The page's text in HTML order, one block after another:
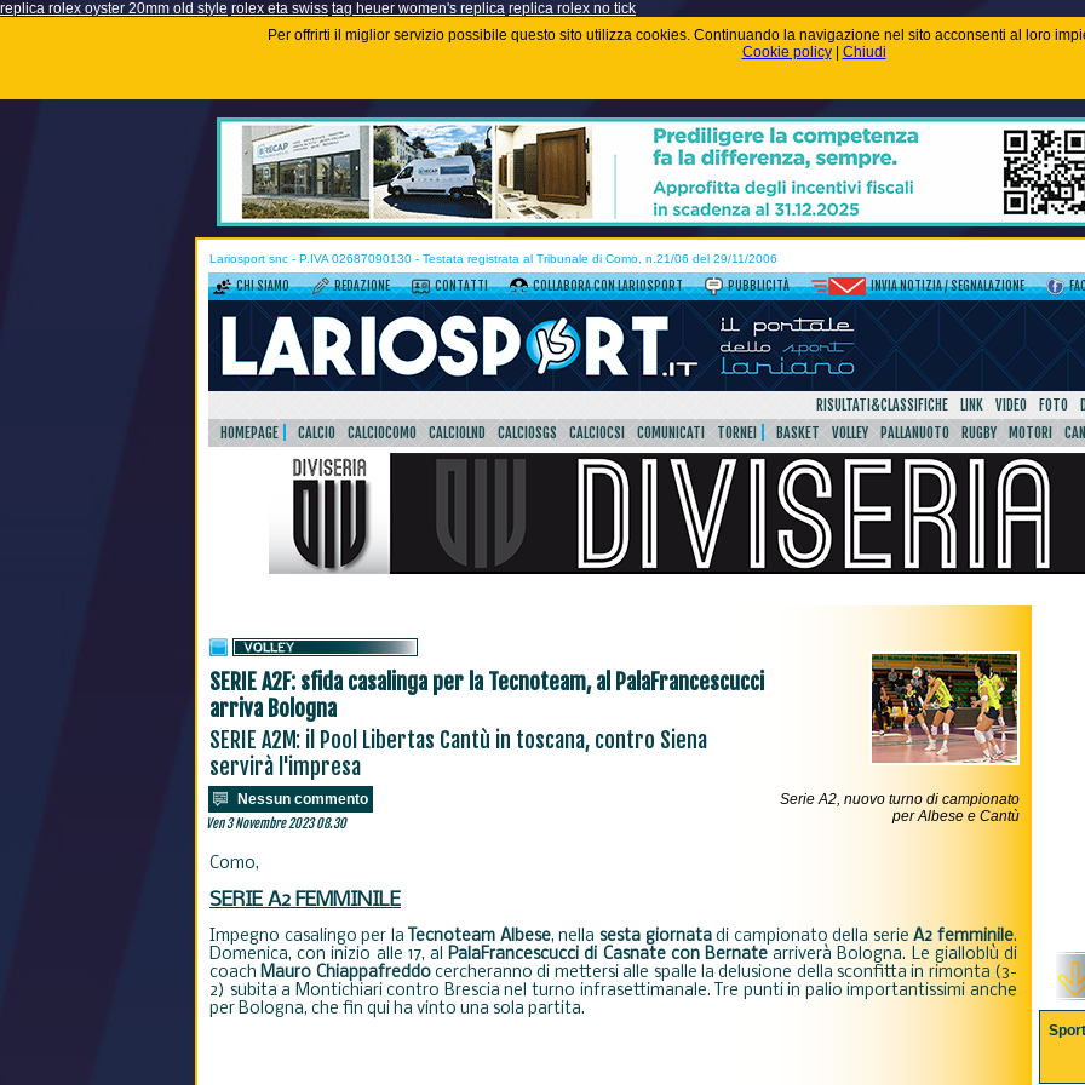
replica rolex oyster 20mm old style rolex eta swiss tag heuer women's replica replica rolex no tick
Per offrirti il miglior servizio possibile questo sito utilizza cookies. Continuando la navigazione nel sito acconsenti al loro
Cookie policy| Chiudi
Lariosport snc - P.IVA 02687090130 - Testata registrata al Tribunale di Como, n.21/06 del 29/11/2006
CHI SIAMO REDAZIONE CONTATTI COLLABORA CON LARIOSPORT PUBBLICITÀ INVIA NOTIZIA / SEGNALAZIONE
RISULTATI&CLASSIFICHE LINK VIDEO FOTO
HOMEPAGE
CALCIO CALCIOCOMO CALCIOLND CALCIOSGS CALCIOCSI COMUNICATI TORNEI BASKET VOLLEY PALLANUOTO RUGBY MOTORI
SERIE A2F: sfida casalinga per la Tecnoteam, al PalaFrancescucci
arriva Bologna
SERIE A2M: il Pool Libertas Cantù in toscana, contro Siena
servirà l'impresa
Nessun commento
Ven 3 Novembre 2023 08.30
Serie A2, nuovo turno di campionato
per Albese e Cantù
Como,
SERIE A2 FEMMINILE
Impegno casalingo per la Tecnoteam Albese, nellasesta giornatadi campionato della serieA2 femminile.
Domenica, con inizio alle 17, alPalaFrancescucci di Casnate con Bernate arriverà Bologna. Le gialloblù di
coachMauro Chiappafreddocercheranno di mettersi alle spalle la delusione della sconfitta in rimonta (3-
2) subita a Montichiari contro Brescia nel turno infrasettimanale. Tre punti in palio importantissimi anche
per Bologna, che fin qui ha vinto una sola partita.
Sport